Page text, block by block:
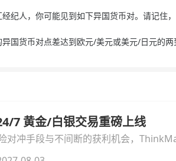
纪人，你可能见到如下异国货币对。请记住
货币对点差达到欧元/美元或美元/日元的两
7 黄金/白银交易重磅上线
对冲手段与不间断的获利机会，
拆解本次升级的核心交易品种、杠杆配